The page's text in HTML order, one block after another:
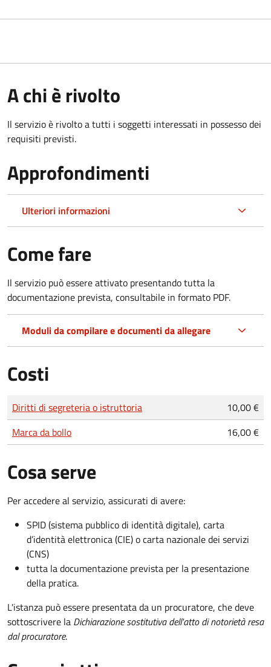
A chi è rivolto
Il servizio è rivolto a tutti i soggetti interessati in possesso dei
requisiti previsti.
Approfondimenti
Ulteriori informazioni
Come fare
Il servizio può essere attivato presentando tutta la
documentazione prevista, consultabile in formato PDF.
Moduli da compilare e documenti da allegare
Costi
Tipo di pagamento
Importo
Diritti di segreteria o istruttoria
10,00 €
Marca da bollo
16,00 €
Cosa serve
Per accedere al servizio, assicurati di avere:
SPID (sistema pubblico di identità digitale), carta
d’identità elettronica (CIE) o carta nazionale dei servizi
(CNS)
tutta la documentazione prevista per la presentazione
della pratica.
L'istanza può essere presentata da un procuratore, che deve
sottoscrivere la Dichiarazione sostitutiva dell'atto di notorietà resa
dal procuratore.